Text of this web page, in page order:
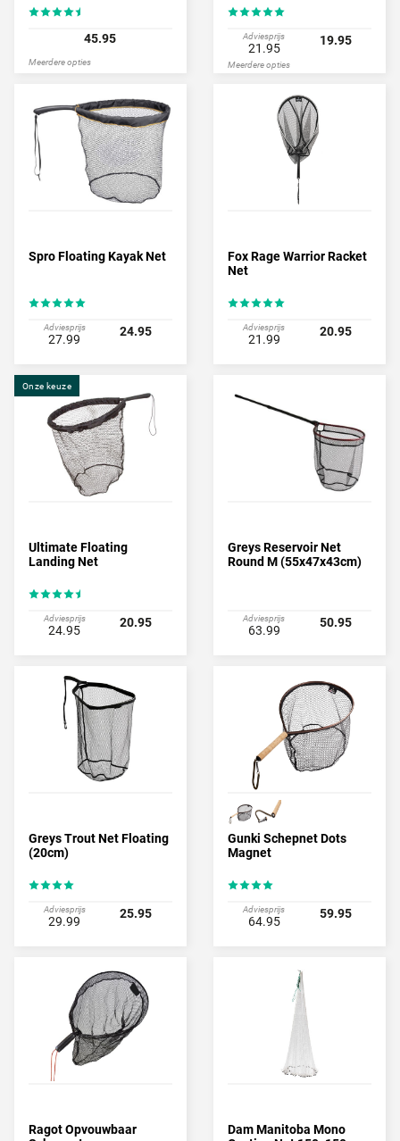
45.95
Meerdere opties
Adviesprijs
21.95
19.95
Meerdere opties
Spro Floating Kayak Net
Adviesprijs
27.99
24.95
Fox Rage Warrior Racket
Net
Adviesprijs
21.99
20.95
Onze keuze
Ultimate Floating
Landing Net
Adviesprijs
24.95
20.95
Greys Reservoir Net
Round M (55x47x43cm)
Adviesprijs
63.99
50.95
Greys Trout Net Floating
(20cm)
Adviesprijs
29.99
25.95
Gunki Schepnet Dots
Magnet
Adviesprijs
64.95
59.95
Ragot Opvouwbaar
Dam Manitoba Mono